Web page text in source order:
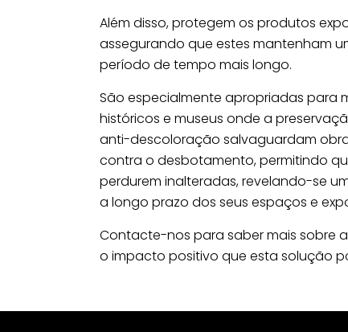
Além disso, protegem os produtos
assegurando que estes mantenham
período de tempo mais longo.
São especialmente apropriadas para
históricos e museus onde a
anti-descoloração salvaguardam
contra o desbotamento, permitindo
perdurem inalteradas, revelando-se
a longo prazo dos seus espaços e
Contacte-nos para saber mais sobre
o impacto positivo que esta solução